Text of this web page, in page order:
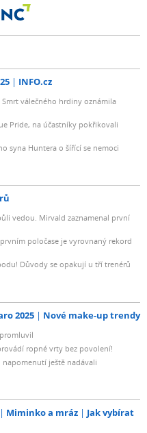
INFO.cz
válečného hrdiny oznámila
Pride, na účastníky pokřikovali
syna Huntera o šířící se nemoci
vedou. Mirvald zaznamenal první
poločase je vyrovnaný rekord
Důvody se opakují u tří trenérů
2025 Nové make-up trendy
ropné vrty bez povolení!
ještě nadávali
Miminko a mráz
Jak vybírat